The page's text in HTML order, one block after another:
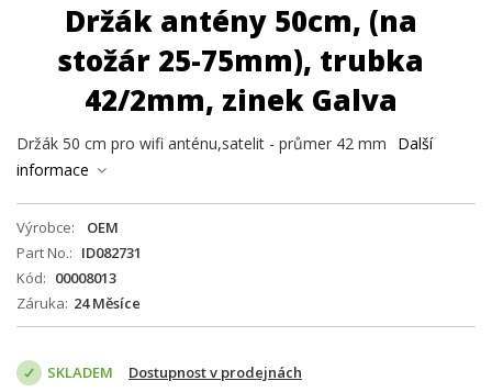
Držák antény 50cm, (na
stožár 25-75mm), trubka
42/2mm, zinek Galva
Držák 50 cm pro wifi anténu,satelit - průmer 42 mm
Další
informace
Výrobce
OEM
Part No.
ID082731
Kód
00008013
Záruka 24 Měsíce
SKLADEM Dostupnost v prodejnách